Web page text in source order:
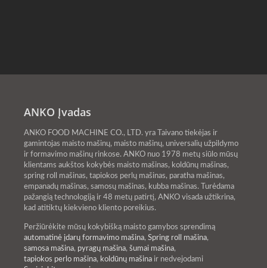
ANKO Įvadas
ANKO FOOD MACHINE CO., LTD. yra Taivano tiekėjas ir
gamintojas maisto mašinų, maisto mašinų, universalių užpildymo
ir formavimo mašinų rinkose. ANKO nuo 1978 metų siūlo mūsų
klientams aukštos kokybės maisto mašinas, koldūnų mašinas,
spring roll mašinas, tapiokos perlų mašinas, paratha mašinas,
empanadų mašinas, samosų mašinas, kubba mašinas. Turėdama
pažangią technologiją ir 48 metų patirtį, ANKO visada užtikrina,
kad atitiktų kiekvieno kliento poreikius.
Peržiūrėkite mūsų kokybišką maisto gamybos sprendimą
automatinė įdarų formavimo mašina, Spring roll mašina,
samosa mašina, pyragų mašina, šumai mašina,
tapiokos perlo mašina, koldūnų mašina ir nedvejodami